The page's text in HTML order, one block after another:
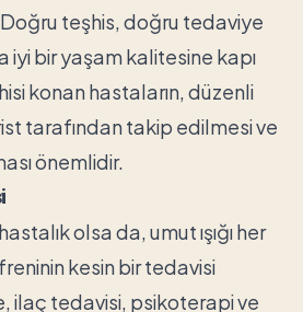
Doğru teşhis, doğru tedaviye
iyi bir yaşam kalitesine kapı
konan hastaların, düzenli
tarafından takip edilmesi ve
önemlidir.
olsa da, umut ışığı her
kesin bir tedavisi
ilaç tedavisi, psikoterapi ve